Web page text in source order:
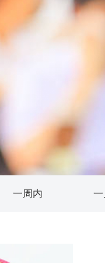
10-11米
一周内